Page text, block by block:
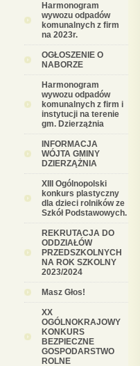
Harmonogram
wywozu odpadów
komunalnych z firm
na 2023r.
OGŁOSZENIE O
NABORZE
Harmonogram
wywozu odpadów
komunalnych z firm i
instytucji na terenie
gm. Dzierzążnia
INFORMACJA
WÓJTA GMINY
DZIERZĄŻNIA
XIII Ogólnopolski
konkurs plastyczny
dla dzieci rolników ze
Szkół Podstawowych.
REKRUTACJA DO
ODDZIAŁÓW
PRZEDSZKOLNYCH
NA ROK SZKOLNY
2023/2024
Masz Głos!
XX
OGÓLNOKRAJOWY
KONKURS
BEZPIECZNE
GOSPODARSTWO
ROLNE